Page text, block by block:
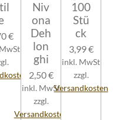
€
Niv
ona
Deh
lon
ghi
2,50 €
inkl. MwSt
zzgl.
Versandkosten
100
Stü
ck
3,99 €
inkl. MwSt
zzgl.
Versandkosten